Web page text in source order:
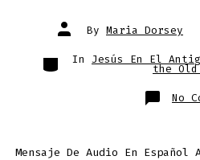
Post
author
By Maria Dorsey
Categories
In Jesús En El
the Old
No
Mensaje De Audio En Español